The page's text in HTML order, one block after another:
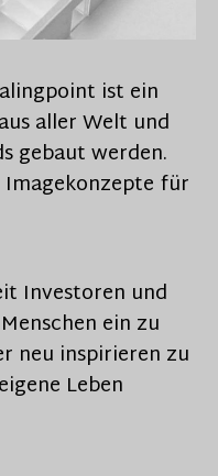
ist ein
aller Welt und
gebaut werden.
für
Investoren und
ein zu
neu inspirieren zu
Leben